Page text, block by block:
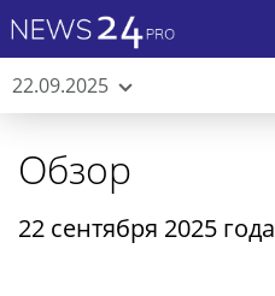
22.09.2025
Обзор
22 сентября 2025 года